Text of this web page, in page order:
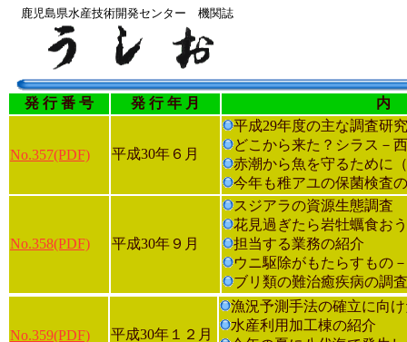
発 行 番 号 発 行 年 月
No.357(PDF) 平成30年６月
平成29年度の主な調査研
どこから来た？シラス－
赤潮から魚を守るために
今年も稚アユの保菌検査
No.358(PDF) 平成30年９月
スジアラの資源生態調査
花見過ぎたら岩牡蠣食おう
担当する業務の紹介
ウニ駆除がもたらすもの
ブリ類の難治癒疾病の調
No.359(PDF) 平成30年１２月
漁況予測手法の確立に向
水産利用加工棟の紹介
鹿児島県水産技術開発センター 機関誌